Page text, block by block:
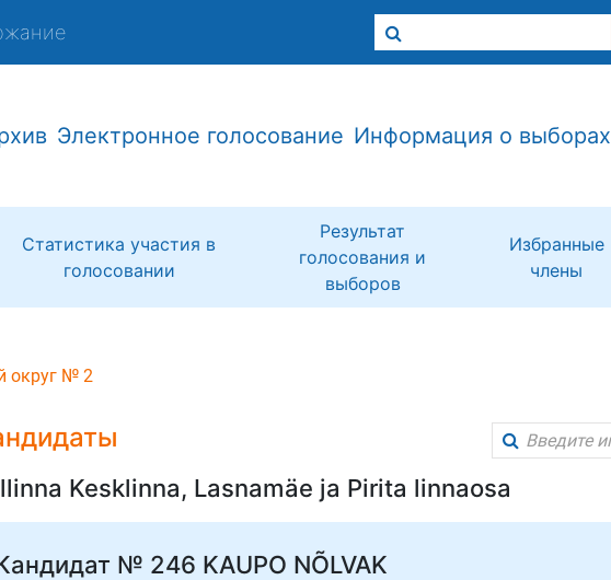
Электронное голосование Информация о выборах
Статистика участия в
голосовании
Результат
голосования и
выборов
Избранные
члены
округ № 2
Kesklinna, Lasnamäe ja Pirita linnaosa
№ 246 KAUPO NÕLVAK